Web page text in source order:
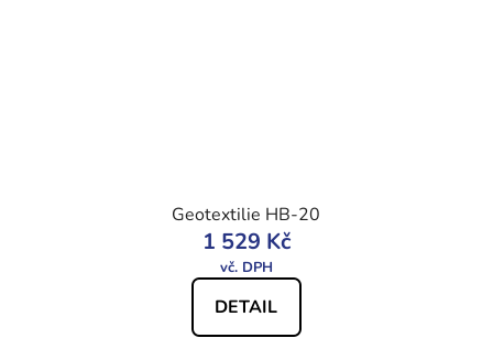
Geotextilie HB-20
1 529 Kč
DETAIL